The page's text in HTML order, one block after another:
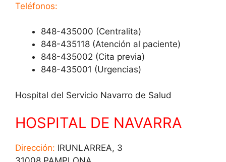
Teléfonos:
848-435000 (Centralita)
848-435118 (Atención al paciente)
848-435002 (Cita previa)
848-435001 (Urgencias)
Hospital del Servicio Navarro de Salud
HOSPITAL DE NAVARRA
Dirección: IRUNLARREA, 3